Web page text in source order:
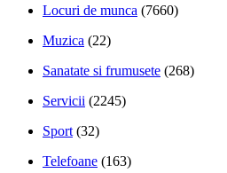
Locuri de munca (7660)
Muzica (22)
Sanatate si frumusete (268)
Servicii (2245)
Sport (32)
Telefoane (163)